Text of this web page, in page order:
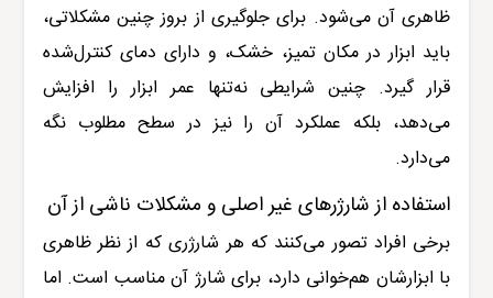
ظاهری آن می‌شود. برای جلوگیری از بروز چنین مشکلاتی،
باید ابزار در مکان تمیز، خشک، و دارای دمای کنترل‌شده
قرار گیرد. چنین شرایطی نه‌تنها عمر ابزار را افزایش
می‌دهد، بلکه عملکرد آن را نیز در سطح مطلوب نگه
می‌دارد.
استفاده از شارژرهای غیر اصلی و مشکلات ناشی از آن
برخی افراد تصور می‌کنند که هر شارژری که از نظر ظاهری
با ابزارشان هم‌خوانی دارد، برای شارژ آن مناسب است. اما